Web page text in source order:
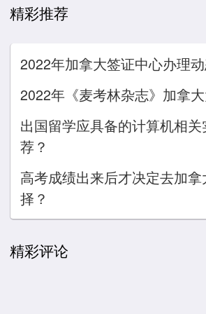
精彩推荐
2022年加拿大签证中心办理
2022年《麦考林杂志》加拿
出国留学应具备的计算机相
荐？
高考成绩出来后才决定去加
择？
精彩评论